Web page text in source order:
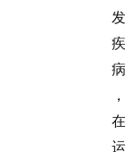
发
疾
病
，
在
运